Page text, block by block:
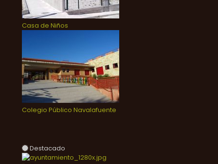
Casa de Niños
Colegio Público Navalafuente
Destacado